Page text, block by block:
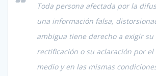
Toda persona afectada por la
una información falsa,
ambigua tiene derecho a exigir su
rectificación o su aclaración por el
medio y en las mismas